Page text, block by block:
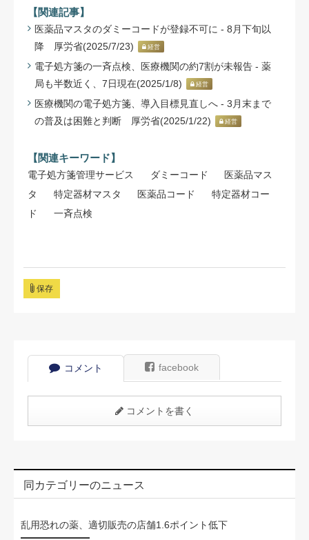
【関連記事】
医薬品マスタのダミーコードが登録不可に - 8月下旬以
降 厚労省(2025/7/23)
経営
電子処方箋の一斉点検、医療機関の約7割が未報告 - 薬
局も半数近く、7日現在(2025/1/8)
経営
医療機関の電子処方箋、導入目標見直しへ - 3月末まで
の普及は困難と判断 厚労省(2025/1/22)
経営
【関連キーワード】
電子処方箋管理サービス ダミーコード
医薬品マス
タ
特定器材マスタ 医薬品コード
特定器材コー
ド
一斉点検
保存
コメント facebook
コメントを書く
同カテゴリーのニュース
乱用恐れの薬、適切販売の店舗1.6ポイント低下